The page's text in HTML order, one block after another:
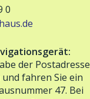
0
der Postadresse
fahren Sie ein
47. Bei